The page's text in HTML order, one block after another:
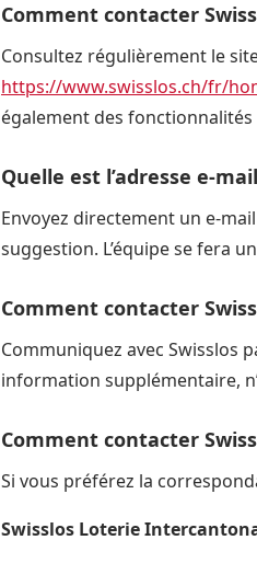
Comment contacter
Consultez régulièrement le
https://www.swisslos.ch/fr/
également des
Quelle est l’adresse e-
Envoyez directement un e-
suggestion. L’équipe se fera
Comment contacter
Communiquez avec Swisslos
information supplémentaire,
Comment contacter
Si vous préférez la
Swisslos Loterie